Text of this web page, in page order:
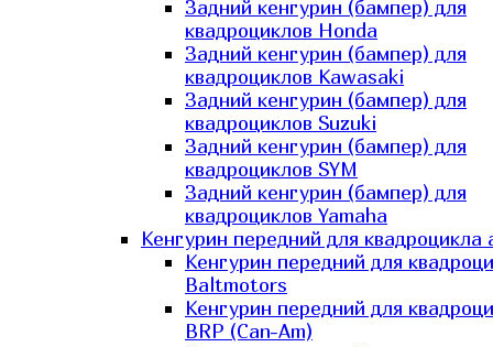
Задний кенгурин (бампер) для
квадроциклов Honda
Задний кенгурин (бампер) для
квадроциклов Kawasaki
Задний кенгурин (бампер) для
квадроциклов Suzuki
Задний кенгурин (бампер) для
квадроциклов SYM
Задний кенгурин (бампер) для
квадроциклов Yamaha
Кенгурин передний для квадроцикла
Кенгурин передний для
Baltmotors
Кенгурин передний для
BRP (Can-Am)